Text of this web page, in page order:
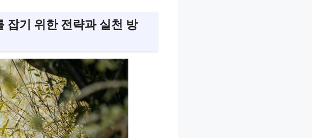
잡기 위한 전략과 실천 방